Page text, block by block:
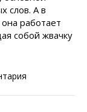
слов. А в
работает
собой жвачку